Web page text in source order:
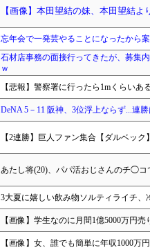
【画像】本田望結の妹、本田望結よ
忘年会で一発芸やることになったから
石材店事務の面接行ってきたが、募集
ｗ
【悲報】警察署に行ったら1mくらい
DeNA 5－11 阪神、3位浮上ならず...連
【2連勝】巨人ファン集合【ダルベック】
あたし将(20)、パパ活おじさんのチ◯コ
3大夏に嬉しい飲み物ソルティライチ、
【画像】学生なのに月間1億5000万円
【画像】女、誰でも簡単に年収1000万